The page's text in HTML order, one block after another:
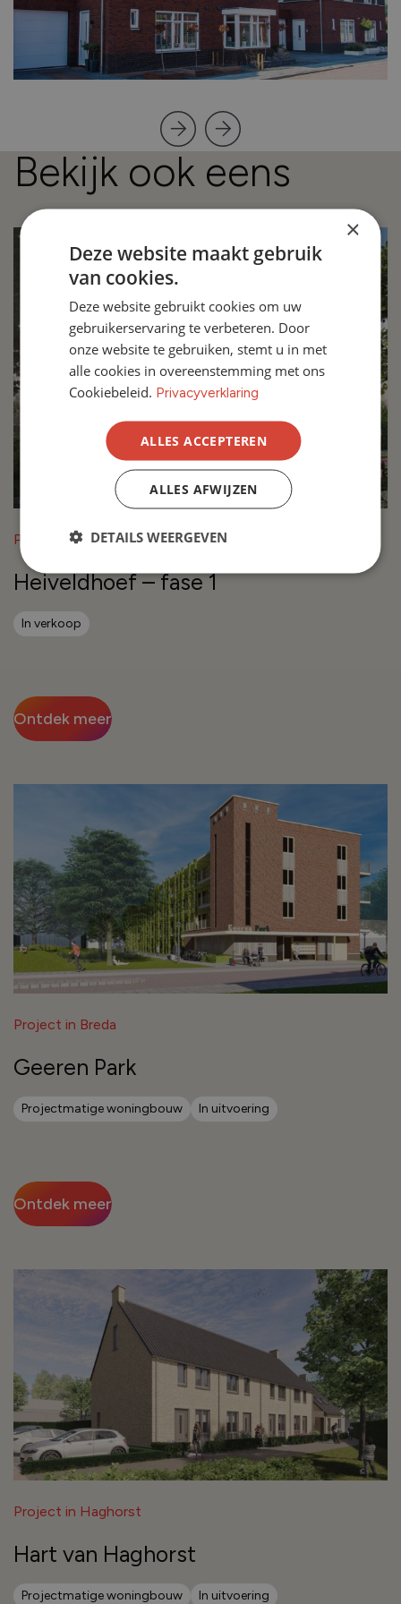
Bekijk ook eens
Project in Breda
Heiveldhoef – fase 1
In verkoop
Ontdek meer
Project in Breda
Geeren Park
Projectmatige woningbouw In uitvoering
Ontdek meer
Project in Haghorst
Hart van Haghorst
Projectmatige woningbouw In uitvoering
×
Deze website maakt gebruik
van cookies.
Deze website gebruikt cookies om uw
gebruikerservaring te verbeteren. Door
onze website te gebruiken, stemt u in met
alle cookies in overeenstemming met ons
Cookiebeleid. Privacyverklaring
ALLES ACCEPTEREN
ALLES AFWIJZEN
DETAILS WEERGEVEN